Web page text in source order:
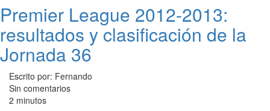
Premier League 2012-2013:
resultados y clasificación de la
Jornada 36
Escrito por: Fernando
Sin comentarios
2 minutos